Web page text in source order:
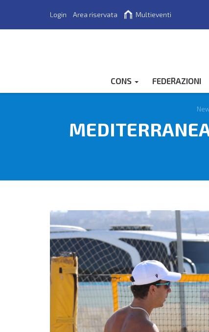
Login Area riservata Multieventi
CONS FEDERAZIONI